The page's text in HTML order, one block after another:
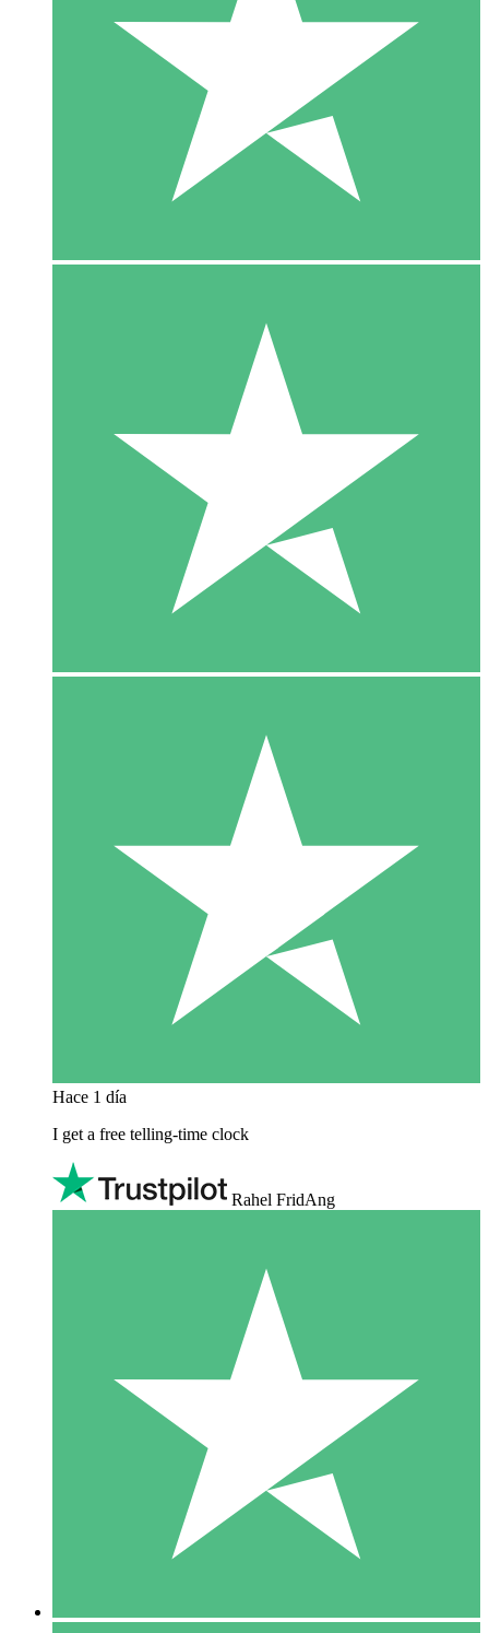
Hace 1 día
I get a free telling-time clock
Rahel FridAng